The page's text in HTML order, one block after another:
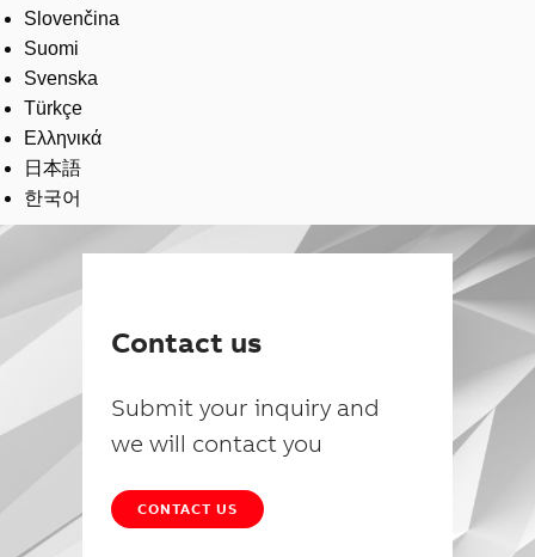
Slovenčina
Suomi
Svenska
Türkçe
Ελληνικά
日本語
한국어
Contact us
Submit your inquiry and
we will contact you
CONTACT US